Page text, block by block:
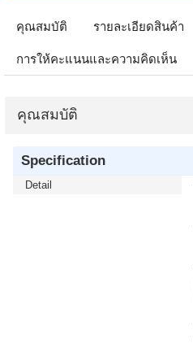
คุณสมบัติ รายละเอียดสินค้า
การให้คะแนนและความคิดเห็น
คุณสมบัติ
Specification
Detail